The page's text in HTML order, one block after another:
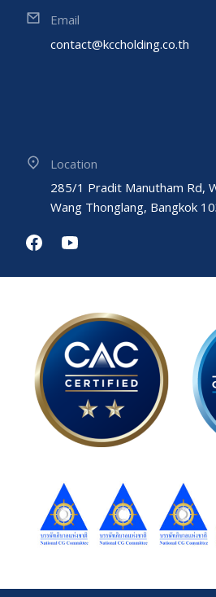
Email
contact@kccholding.co.th
Location
285/1 Pradit Manutham Rd,
Wang Thonglang, Bangkok